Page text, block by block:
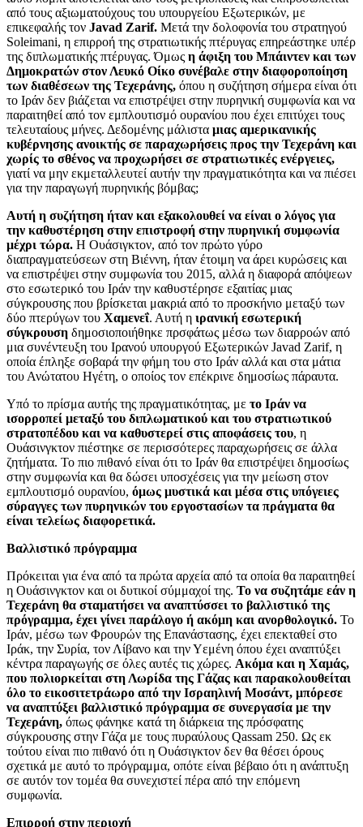
από τους αξιωματούχους του υπουργείου Εξωτερικών, με
επικεφαλής τον Javad Zarif. Μετά την δολοφονία του στρατηγού
Soleimani, η επιρροή της στρατιωτικής πτέρυγας επηρεάστηκε υπέρ
της διπλωματικής πτέρυγας. Όμως η άφιξη του Μπάιντεν και των
Δημοκρατών στον Λευκό Οίκο συνέβαλε στην διαφοροποίηση
των διαθέσεων της Τεχεράνης, όπου η συζήτηση σήμερα είναι ότι
το Ιράν δεν βιάζεται να επιστρέψει στην πυρηνική συμφωνία και να
παραιτηθεί από τον εμπλουτισμό ουρανίου που έχει επιτύχει τους
τελευταίους μήνες. Δεδομένης μάλιστα μιας αμερικανικής
κυβέρνησης ανοικτής σε παραχωρήσεις προς την Τεχεράνη και
χωρίς το σθένος να προχωρήσει σε στρατιωτικές ενέργειες,
γιατί να μην εκμεταλλευτεί αυτήν την πραγματικότητα και να πιέσει
για την παραγωγή πυρηνικής βόμβας;
Αυτή η συζήτηση ήταν και εξακολουθεί να είναι ο λόγος για
την καθυστέρηση στην επιστροφή στην πυρηνική συμφωνία
μέχρι τώρα. Η Ουάσιγκτον, από τον πρώτο γύρο
διαπραγματεύσεων στη Βιέννη, ήταν έτοιμη να άρει κυρώσεις και
να επιστρέψει στην συμφωνία του 2015, αλλά η διαφορά απόψεων
στο εσωτερικό του Ιράν την καθυστέρησε εξαιτίας μιας
σύγκρουσης που βρίσκεται μακριά από το προσκήνιο μεταξύ των
δύο πτερύγων του Χαμενεΐ. Αυτή η ιρανική εσωτερική
σύγκρουση δημοσιοποιήθηκε πρσφάτως μέσω των διαρροών από
μια συνέντευξη του Ιρανού υπουργού Εξωτερικών Javad Zarif, η
οποία έπληξε σοβαρά την φήμη του στο Ιράν αλλά και στα μάτια
του Ανώτατου Ηγέτη, ο οποίος τον επέκρινε δημοσίως πάραυτα.
Υπό το πρίσμα αυτής της πραγματικότητας, με το Ιράν να
ισορροπεί μεταξύ του διπλωματικού και του στρατιωτικού
στρατοπέδου και να καθυστερεί στις αποφάσεις του, η
Ουάσινγκτον πιέστηκε σε περισσότερες παραχωρήσεις σε άλλα
ζητήματα. Το πιο πιθανό είναι ότι το Ιράν θα επιστρέψει δημοσίως
στην συμφωνία και θα δώσει υποσχέσεις για την μείωση στον
εμπλουτισμό ουρανίου, όμως μυστικά και μέσα στις υπόγειες
σύραγγες των πυρηνικών του εργοστασίων τα πράγματα θα
είναι τελείως διαφορετικά.
Βαλλιστικό πρόγραμμα
Πρόκειται για ένα από τα πρώτα αρχεία από τα οποία θα παραιτηθεί
η Ουάσινγκτον και οι δυτικοί σύμμαχοί της. Το να συζητάμε εάν η
Τεχεράνη θα σταματήσει να αναπτύσσει το βαλλιστικό της
πρόγραμμα, έχει γίνει παράλογο ή ακόμη και ανορθολογικό. Το
Ιράν, μέσω των Φρουρών της Επανάστασης, έχει επεκταθεί στο
Ιράκ, την Συρία, τον Λίβανο και την Υεμένη όπου έχει αναπτύξει
κέντρα παραγωγής σε όλες αυτές τις χώρες. Ακόμα και η Χαμάς,
που πολιορκείται στη Λωρίδα της Γάζας και παρακολουθείται
όλο το εικοσιτετράωρο από την Ισραηλινή Μοσάντ, μπόρεσε
να αναπτύξει βαλλιστικό πρόγραμμα σε συνεργασία με την
Τεχεράνη, όπως φάνηκε κατά τη διάρκεια της πρόσφατης
σύγκρουσης στην Γάζα με τους πυραύλους Qassam 250. Ως εκ
τούτου είναι πιο πιθανό ότι η Ουάσιγκτον δεν θα θέσει όρους
σχετικά με αυτό το πρόγραμμα, οπότε είναι βέβαιο ότι η ανάπτυξη
σε αυτόν τον τομέα θα συνεχιστεί πέρα ​​από την επόμενη
συμφωνία.
Επιρροή στην περιοχή